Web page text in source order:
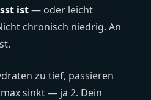
ist— oder leicht
chronisch niedrig. An
zu tief, passieren
sinkt — ja 2. Dein